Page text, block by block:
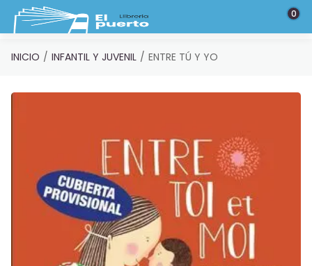
Saltar al contenido principal 0
INICIO INFANTIL Y JUVENIL ENTRE TÚ Y YO